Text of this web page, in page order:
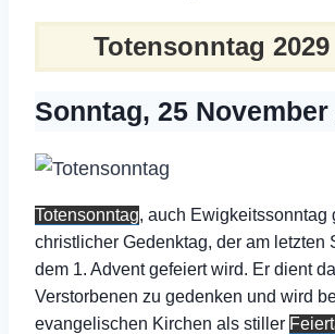
Totensonntag 2029
Sonntag, 25 November
Totensonntag, auch Ewigkeitssonntag
christlicher Gedenktag, der am letzten
dem 1. Advent gefeiert wird. Er dient
Verstorbenen zu gedenken und wird
evangelischen Kirchen als stiller